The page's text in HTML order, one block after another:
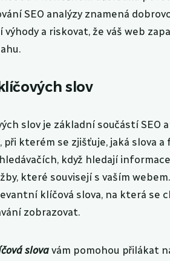
SEO analýzy znamená
a riskovat, že váš web
slov
slov je základní součástí SEO
při kterém se zjišťuje, jaká slova a
když hledají
které souvisejí s vaším
klíčová slova, na která se
zobrazovat.
slova vám pomohou přilákat